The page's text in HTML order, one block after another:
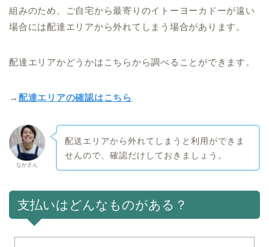
組みのため、ご自宅から最寄りのイトーヨーカドーが遠い
場合には配達エリアから外れてしまう場合があります。
配達エリアかどうかはこちらから調べることができます。
→ 配達エリアの確認はこちら
なかさん
配送エリアから外れてしまうと利用ができま
せんので、確認だけしておきましょう。
支払いはどんなものがある？